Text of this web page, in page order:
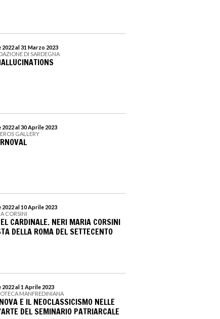
al 31 Marzo 2023
DI SARDEGNA
al 30 Aprile 2023
GALLERY
al 10 Aprile 2023
CORSINI
CARDINALE. NERI MARIA CORSINI
DELLA ROMA DEL SETTECENTO
al 1 Aprile 2023
MANFREDINIANA
E IL NEOCLASSICISMO NELLE
DEL SEMINARIO PATRIARCALE